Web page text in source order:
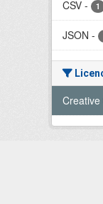
CSV - 1
JSON -